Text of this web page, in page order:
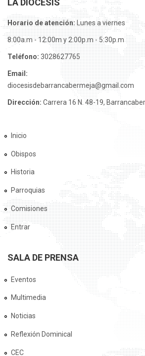
LA DIÓCESIS
Horario de atención:Lunes a viernes
8:00a.m - 12:00m y 2:00p.m - 5:30p.m
Teléfono: 3028627765
Email:
diocesisdebarrancabermeja@gmail.com
Dirección: Carrera 16 N. 48-19,
Inicio
Obispos
Historia
Parroquias
Comisiones
Entrar
SALA DE PRENSA
Eventos
Multimedia
Noticias
Reflexión Dominical
CEC